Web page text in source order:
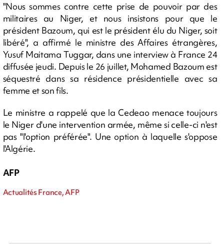
"Nous sommes contre cette prise de pouvoir par des
militaires au Niger, et nous insistons pour que le
président Bazoum, qui est le président élu du Niger, soit
libéré", a affirmé le ministre des Affaires étrangères,
Yusuf Maitama Tuggar, dans une interview à France 24
diffusée jeudi. Depuis le 26 juillet, Mohamed Bazoum est
séquestré dans sa résidence présidentielle avec sa
femme et son fils.
Le ministre a rappelé que la Cedeao menace toujours
le Niger d'une intervention armée, même si celle-ci n'est
pas "l'option préférée". Une option à laquelle s'oppose
l'Algérie.
AFP
Actualités France, AFP